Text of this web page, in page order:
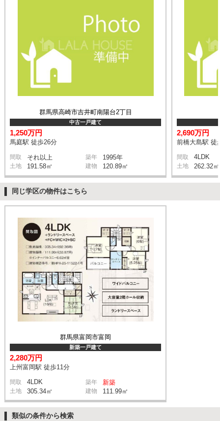
群馬県高崎市吉井町南陽台2丁目
中古一戸建て
1,250万円
馬庭駅 徒歩26分
間取 それ以上 築年 1995年
土地 191.58㎡ 建物 120.89㎡
2,690万円
前橋大島駅 徒
間取 4LDK
土地 262.32㎡
同じ学区の物件はこちら
群馬県富岡市富岡
新築一戸建て
2,280万円
上州富岡駅 徒歩11分
間取 4LDK 築年 新築
土地 305.34㎡ 建物 111.99㎡
類似の条件から検索